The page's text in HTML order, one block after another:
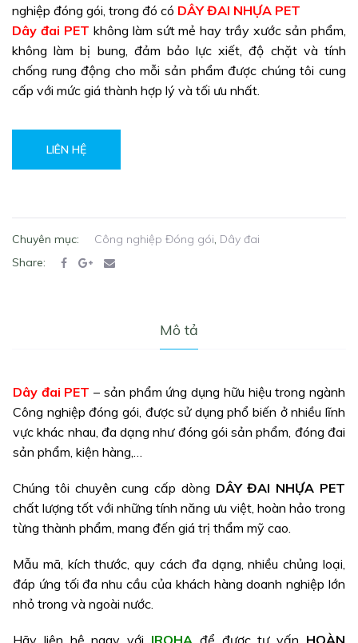
nghiệp đóng gói, trong đó có DÂY ĐAI NHỰA PET
Dây đai PET không làm sứt mẻ hay trầy xước sản phẩm,
không làm bị bung, đảm bảo lực xiết, độ chặt và tính
chống rung động cho mỗi sản phẩm được chúng tôi cung
cấp với mức giá thành hợp lý và tối ưu nhất.
LIÊN HỆ
Chuyên mục: Công nghiệp Đóng gói, Dây đai
Share:
Mô tả
Dây đai PET – sản phẩm ứng dụng hữu hiệu trong ngành
Công nghiệp đóng gói, được sử dụng phổ biến ở nhiều lĩnh
vực khác nhau, đa dạng như đóng gói sản phẩm, đóng đai
sản phẩm, kiện hàng,…
Chúng tôi chuyên cung cấp dòng DÂY ĐAI NHỰA PET
chất lượng tốt với những tính năng ưu việt, hoàn hảo trong
từng thành phẩm, mang đến giá trị thẩm mỹ cao.
Mẫu mã, kích thước, quy cách đa dạng, nhiều chủng loại,
đáp ứng tối đa nhu cầu của khách hàng doanh nghiệp lớn
nhỏ trong và ngoài nước.